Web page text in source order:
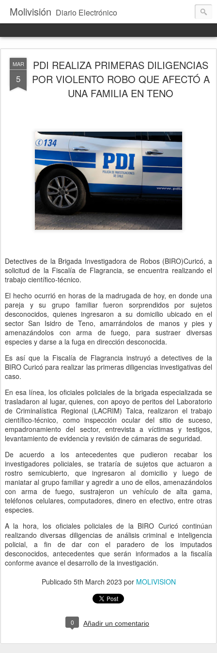
Molivisión Diario Electrónico
MAR
5
PDI REALIZA PRIMERAS DILIGENCIAS
POR VIOLENTO ROBO QUE AFECTÓ A
UNA FAMILIA EN TENO
Detectives de la Brigada Investigadora de Robos (BIRO)Curicó, a
solicitud de la Fiscalía de Flagrancia, se encuentra realizando el
trabajo científico-técnico.
El hecho ocurrió en horas de la madrugada de hoy, en donde una
pareja y su grupo familiar fueron sorprendidos por sujetos
desconocidos, quienes ingresaron a su domicilio ubicado en el
sector San Isidro de Teno, amarrándolos de manos y pies y
amenazándolos con arma de fuego, para sustraer diversas
especies y darse a la fuga en dirección desconocida.
Es así que la Fiscalía de Flagrancia instruyó a detectives de la
BIRO Curicó para realizar las primeras diligencias investigativas del
caso.
En esa línea, los oficiales policiales de la brigada especializada se
trasladaron al lugar, quienes, con apoyo de peritos del Laboratorio
de Criminalística Regional (LACRIM) Talca, realizaron el trabajo
científico-técnico, como inspección ocular del sitio de suceso,
empadronamiento del sector, entrevista a víctimas y testigos,
levantamiento de evidencia y revisión de cámaras de seguridad.
De acuerdo a los antecedentes que pudieron recabar los
investigadores policiales, se trataría de sujetos que actuaron a
rostro semicubierto, que ingresaron al domicilio y luego de
maniatar al grupo familiar y agredir a uno de ellos, amenazándolos
con arma de fuego, sustrajeron un vehículo de alta gama,
teléfonos celulares, computadores, dinero en efectivo, entre otras
especies.
A la hora, los oficiales policiales de la BIRO Curicó continúan
realizando diversas diligencias de análisis criminal e inteligencia
policial, a fin de dar con el paradero de los imputados
desconocidos, antecedentes que serán informados a la fiscalía
conforme avance el desarrollo de la investigación.
Publicado 5th March 2023 por MOLIVISION
0 Añadir un comentario